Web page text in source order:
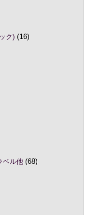
ク) (16)
ベル他(68)